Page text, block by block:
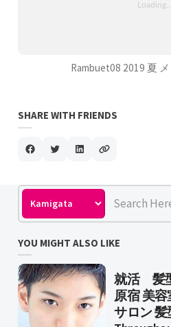
Rambuet08 2019 夏
SHARE WITH FRIENDS
YOU MIGHT ALSO LIKE
就活 髪
原宿 美
サロン